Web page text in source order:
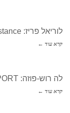
לוריאל פריז: Infallible Laque Resistance
קרא עוד ←
לה רוש-פוזה: ANTHELIOS UVSPORT
קרא עוד ←